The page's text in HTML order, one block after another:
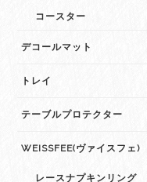
コースター
デコールマット
トレイ
テーブルプロテクター
WEISSFEE(ヴァイスフェ)
レースナプキンリング